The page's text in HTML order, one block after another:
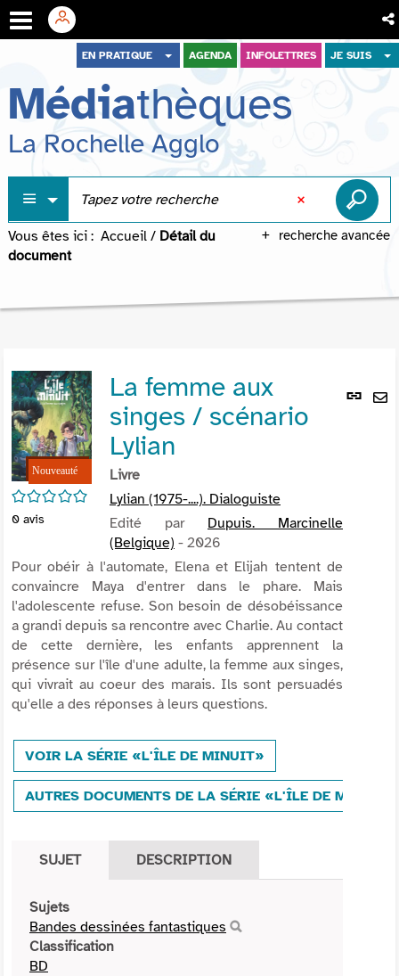
menu
contenu
recherche
EN PRATIQUE AGENDA INFOLETTRES JE SUIS
Médiathèques
La Rochelle Agglo
recherche avancée
Vous êtes ici : Accueil / Détail du
document
Lien
/5
0 avis
La femme aux
singes / scénario
Lylian
Livre
Lylian (1975-....). Dialoguiste
Edité par Dupuis. Marcinelle
(Belgique) - 2026
Pour obéir à l'automate, Elena et Elijah tentent de
convaincre Maya d'entrer dans le phare. Mais
l'adolescente refuse. Son besoin de désobéissance
a grandi depuis sa rencontre avec Charlie. Au contact
de cette dernière, les enfants apprennent la
présence sur l'île d'une adulte, la femme aux singes,
qui vivrait au coeur des marais. Ils sont persuadés
qu'elle a des réponses à leurs questions.
VOIR LA SÉRIE «L'ÎLE DE MINUIT»
AUTRES DOCUMENTS DE LA SÉRIE «L'ÎLE DE MINUIT»
SUJET DESCRIPTION
Sujets
Bandes dessinées fantastiques
Classification
BD